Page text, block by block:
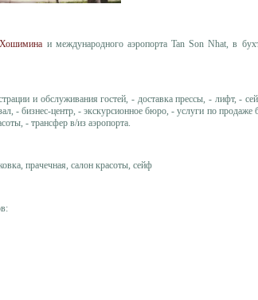
Хошимина и международного аэропорта Tan Son Nhat, в
и обслуживания гостей, - доставка прессы, - лифт, -
- бизнес-центр, - экскурсионное бюро, - услуги по продаже
- трансфер в/из аэропорта.
прачечная, салон красоты, сейф